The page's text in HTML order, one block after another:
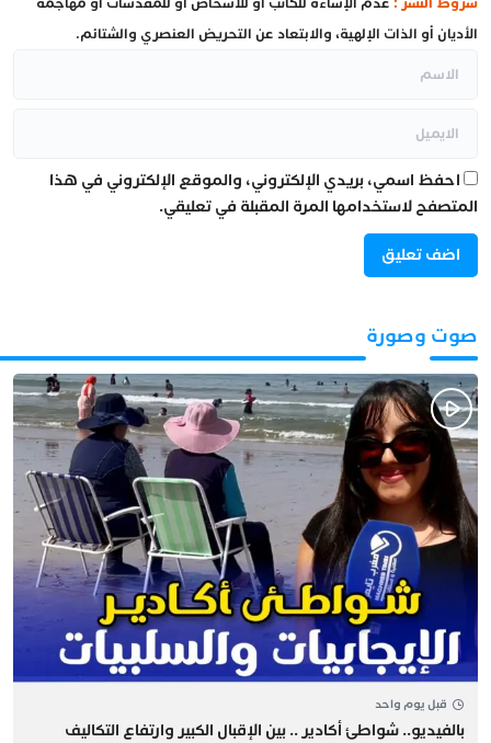
الأديان أو الذات الإلهية، والابتعاد عن التحريض العنصري والشتائم.
احفظ اسمي، بريدي الإلكتروني، والموقع الإلكتروني في هذا
المتصفح لاستخدامها المرة المقبلة في تعليقي.
صوت وصورة
قبل يوم واحد
بالفيديو.. شواطئ أكادير .. بين الإقبال الكبير وارتفاع التكاليف